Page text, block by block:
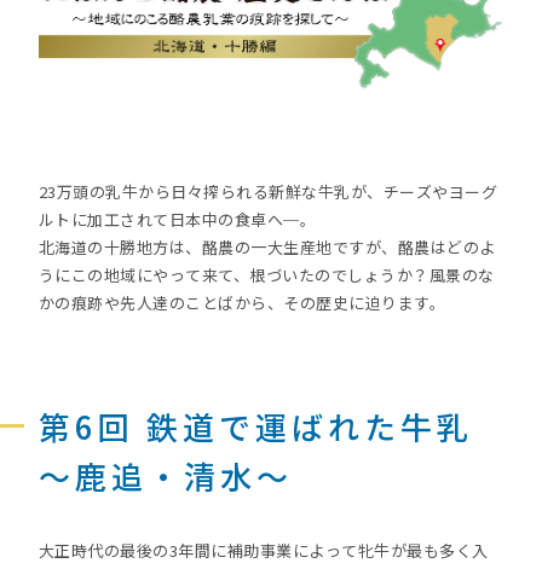
23万頭の乳牛から日々搾られる新鮮な牛乳が、チーズやヨーグ
ルトに加工されて日本中の食卓へ─。
北海道の十勝地方は、酪農の一大生産地ですが、酪農はどのよ
うにこの地域にやって来て、根づいたのでしょうか？風景のな
かの痕跡や先人達のことばから、その歴史に迫ります。
第6回 鉄道で運ばれた牛乳
～鹿追・清水～
大正時代の最後の3年間に補助事業によって牝牛が最も多く入